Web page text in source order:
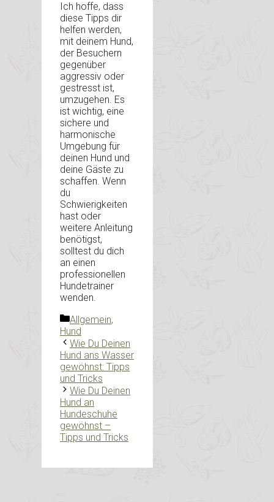
Ich hoffe, dass
diese Tipps dir
helfen werden,
mit deinem Hund,
der Besuchern
gegenüber
aggressiv oder
gestresst ist,
umzugehen. Es
ist wichtig, eine
sichere und
harmonische
Umgebung für
deinen Hund und
deine Gäste zu
schaffen. Wenn
du
Schwierigkeiten
hast oder
weitere Anleitung
benötigst,
solltest du dich
an einen
professionellen
Hundetrainer
wenden.
Kategorien
Allgemein,
Hund
Wie Du Deinen
Hund ans Wasser
gewöhnst: Tipps
und Tricks
Wie Du Deinen
Hund an
Hundeschuhe
gewöhnst –
Tipps und Tricks